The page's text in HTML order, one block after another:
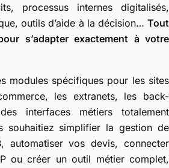
processus internes digitalisés,
outils d’aide à la décision… Tout
s’adapter exactement à votre
modules spécifiques pour les sites
les extranets, les back-
interfaces métiers totalement
souhaitiez simplifier la gestion de
automatiser vos devis, connecter
ou créer un outil métier complet,